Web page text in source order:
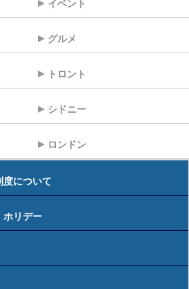
イベント
グルメ
トロント
シドニー
ロンドン
度について
ホリデー